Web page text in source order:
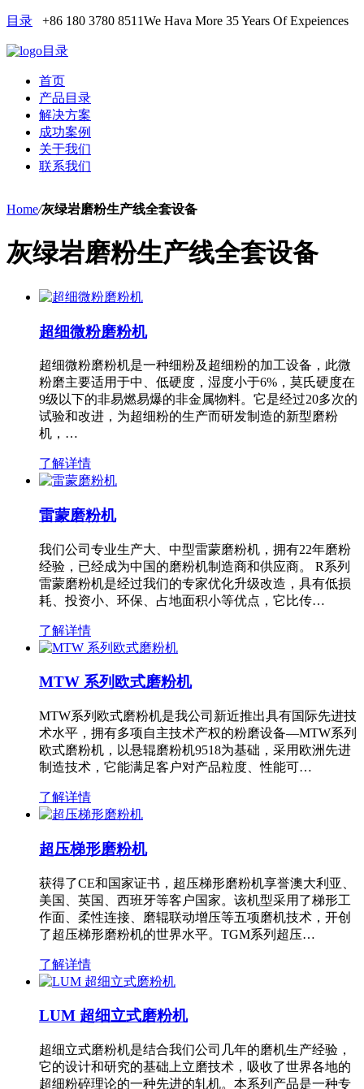
目录 +86 180 3780 8511We Hava More 35 Years Of Expeiences
目录
首页
产品目录
解决方案
成功案例
关于我们
联系我们
Home/灰绿岩磨粉生产线全套设备
灰绿岩磨粉生产线全套设备
超细微粉磨粉机
超细微粉磨粉机是一种细粉及超细粉的加工设备，此微
粉磨主要适用于中、低硬度，湿度小于6%，莫氏硬度在
9级以下的非易燃易爆的非金属物料。它是经过20多次的
试验和改进，为超细粉的生产而研发制造的新型磨粉
机，…
了解详情
雷蒙磨粉机
我们公司专业生产大、中型雷蒙磨粉机，拥有22年磨粉
经验，已经成为中国的磨粉机制造商和供应商。 R系列
雷蒙磨粉机是经过我们的专家优化升级改造，具有低损
耗、投资小、环保、占地面积小等优点，它比传…
了解详情
MTW 系列欧式磨粉机
MTW系列欧式磨粉机是我公司新近推出具有国际先进技
术水平，拥有多项自主技术产权的粉磨设备—MTW系列
欧式磨粉机，以悬辊磨粉机9518为基础，采用欧洲先进
制造技术，它能满足客户对产品粒度、性能可…
了解详情
超压梯形磨粉机
获得了CE和国家证书，超压梯形磨粉机享誉澳大利亚、
美国、英国、西班牙等客户国家。该机型采用了梯形工
作面、柔性连接、磨辊联动增压等五项磨机技术，开创
了超压梯形磨粉机的世界水平。TGM系列超压…
了解详情
LUM 超细立式磨粉机
超细立式磨粉机是结合我们公司几年的磨机生产经验，
它的设计和研究的基础上立磨技术，吸收了世界各地的
超细粉碎理论的一种先进的轧机。本系列产品是一种专